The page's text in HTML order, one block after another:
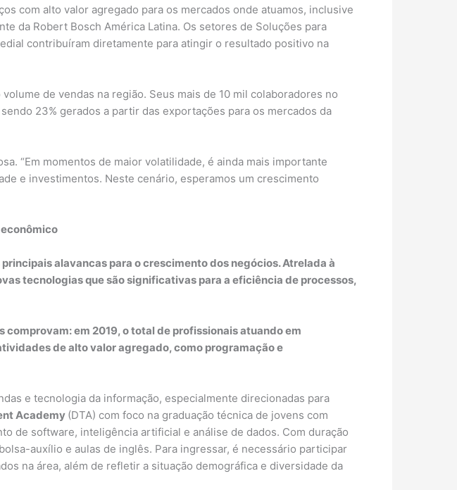
com alto valor agregado para os mercados onde atuamos, inclusive
da Robert Bosch América Latina. Os setores de Soluções para
contribuíram diretamente para atingir o resultado positivo na
de vendas na região. Seus mais de 10 mil colaboradores no
23% gerados a partir das exportações para os mercados da
“Em momentos de maior volatilidade, é ainda mais importante
e investimentos. Neste cenário, esperamos um crescimento
alavancas para o crescimento dos negócios. Atrelada à
tecnologias que são significativas para a eficiência de processos,
em 2019, o total de profissionais atuando em
de alto valor agregado, como programação e
e tecnologia da informação, especialmente direcionadas para
Academy (DTA) com foco na graduação técnica de jovens com
de software, inteligência artificial e análise de dados. Com duração
auxílio e aulas de inglês. Para ingressar, é necessário participar
na área, além de refletir a situação demográfica e diversidade da